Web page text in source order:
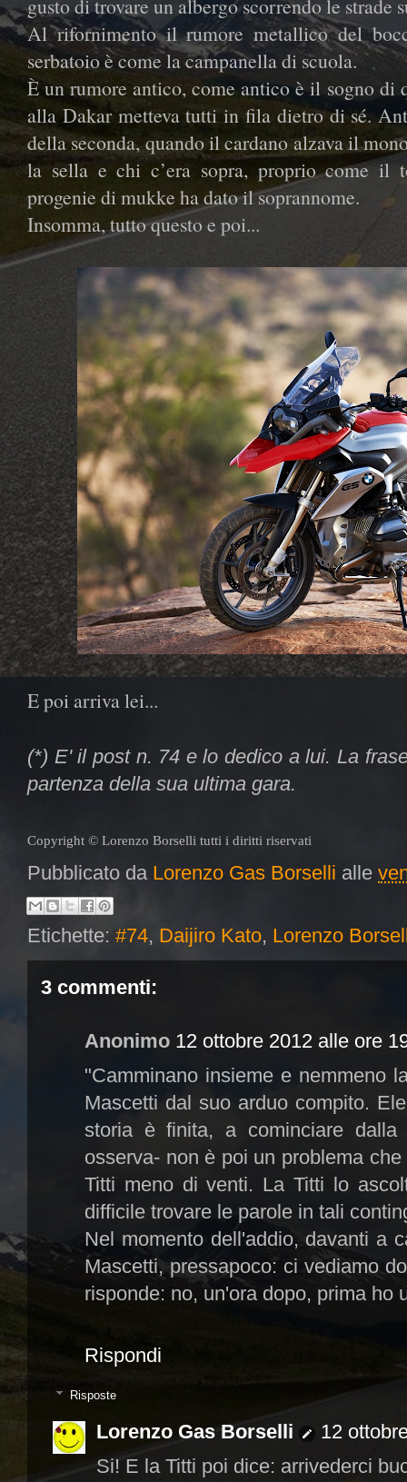
gusto di trovare un albergo scorrendo le strade
Al rifornimento il rumore metallico del
serbatoio è come la campanella di scuola.
È un rumore antico, come antico è il sogno di
alla Dakar metteva tutti in fila dietro di sé.
della seconda, quando il cardano alzava il
la sella e chi c’era sopra, proprio come il
progenie di mukke ha dato il soprannome.
Insomma, tutto questo e poi...
E poi arriva lei...
(*) E' il post n. 74 e lo dedico a lui. La
partenza della sua ultima gara.
Copyright © Lorenzo Borselli tutti i diritti riservati
Pubblicato da Lorenzo Gas Borselli alle
Etichette: #74, Daijiro Kato, Lorenzo
3 commenti:
Anonimo 12 ottobre 2012 alle ore
"Camminano insieme e nemmeno
Mascetti dal suo arduo compito.
storia è finita, a cominciare
osserva- non è poi un problema
Titti meno di venti. La Titti lo
difficile trovare le parole in tali
Nel momento dell'addio, davanti a
Mascetti, pressapoco: ci vediamo
risponde: no, un'ora dopo, prima ho
Rispondi
Risposte
Lorenzo Gas Borselli
12
Si! E la Titti poi dice: arrivederci